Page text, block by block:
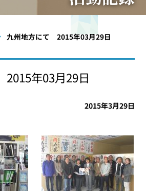
九州地方にて 2015年03月29日
年03月29日
2015年3月29日